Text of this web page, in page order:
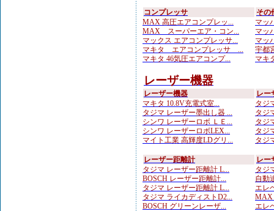
コンプレッサ
MAX 高圧エアコンプレッ...
MAX スーパーエア・コン...
マックス エアコンプレッサ...
マキタ エアコンプレッサ ...
マキタ 46気圧エアコンプ...
その
マッ
マッ
マッ
宇都
マキ
レーザー機器
レーザー機器
マキタ 10.8V充電式室...
タジマ レーザー墨出し器 ...
シンワ レーザーロボ ＬＥ...
シンワ レーザーロボLEX...
マイト工業 高輝度LDグリ...
レー
タジ
タジ
タジ
タジ
タジ
レーザー距離計
タジマ レーザー距離計 L...
BOSCH レーザー距離計...
タジマ レーザー距離計 L...
タジマ ライカディストD2...
BOSCH グリーンレーザ...
レー
タジ
自動
エレ
エレ